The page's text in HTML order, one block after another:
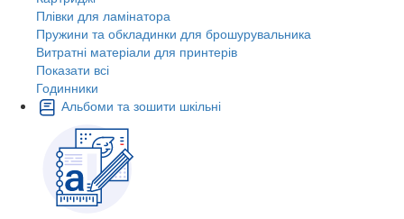
Плівки для ламінатора
Пружини та обкладинки для брошурувальника
Витратні матеріали для принтерів
Показати всі
Годинники
Альбоми та зошити шкільні